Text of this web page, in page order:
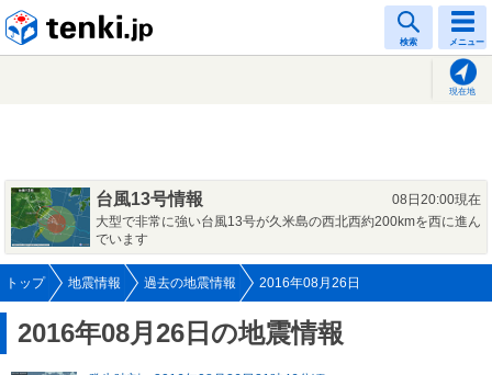
検索 メニュー
現在地
台風13号情報
08日20:00現在
大型で非常に強い台風13号が久米島の西北西約200kmを西に進ん
でいます
トップ 地震情報 過去の地震情報 2016年08月26日
2016年08月26日の地震情報